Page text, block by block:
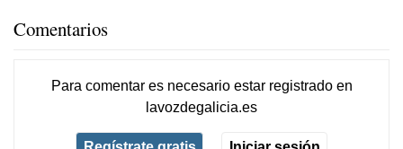
Comentarios
Para comentar es necesario estar registradoen
lavozdegalicia.es